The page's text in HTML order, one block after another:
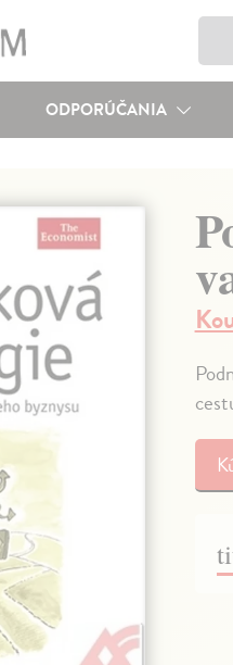
ODPORÚČANIA